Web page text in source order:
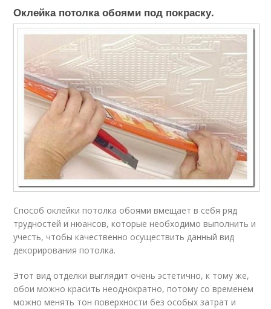
Оклейка потолка обоями под покраску.
Способ оклейки потолка обоями вмещает в себя ряд
трудностей и нюансов, которые необходимо выполнить и
учесть, чтобы качественно осуществить данный вид
декорирования потолка.
Этот вид отделки выглядит очень эстетично, к тому же,
обои можно красить неоднократно, потому со временем
можно менять тон поверхности без особых затрат и